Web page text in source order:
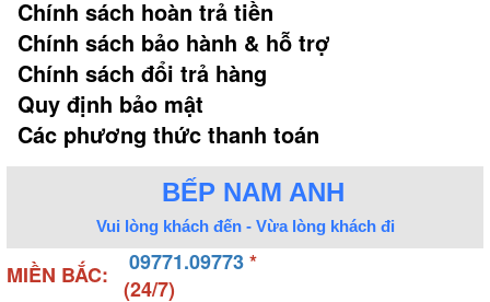
Chính sách hoàn trả tiền
Chính sách bảo hành & hỗ trợ
Chính sách đổi trả hàng
Quy định bảo mật
Các phương thức thanh toán
BẾP NAM ANH
Vui lòng khách đến - Vừa lòng khách đi
MIỀN BẮC: 09771.09773*
(24/7)